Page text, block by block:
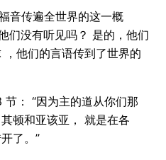
音传遍全世界的这一概
们没有听见吗？ 是的，他们
他们的言语传到了世界的
： “因为主的道从你们那
顿和亚该亚， 就是在各
了。”